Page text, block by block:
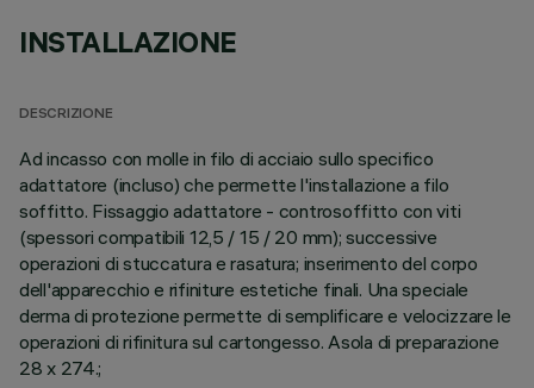
INSTALLAZIONE
DESCRIZIONE
Ad incasso con molle in filo di acciaio sullo specifico
adattatore (incluso) che permette l'installazione a filo
soffitto. Fissaggio adattatore - controsoffitto con viti
(spessori compatibili 12,5 / 15 / 20 mm); successive
operazioni di stuccatura e rasatura; inserimento del corpo
dell'apparecchio e rifiniture estetiche finali. Una speciale
derma di protezione permette di semplificare e velocizzare le
operazioni di rifinitura sul cartongesso. Asola di preparazione
28 x 274.;